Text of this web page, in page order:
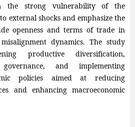
the strong vulnerability of the
external shocks and emphasize the
openness and terms of trade in
dynamics. The study
productive diversification,
and implementing
policies aimed at reducing
and enhancing macroeconomic